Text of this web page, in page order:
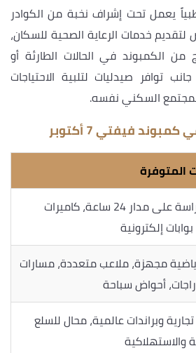
يعمل تحت إشراف نخبة من الكوادر
خدمات الرعاية الصحية للسكان،
من الكمبوند في الحالات الطارئة أو
توافر صيدليات لتلبية الاحتياجات
السكني نفسه.
فيفتي 7 أكتوبر
المتوفرة
أمن وحراسة على مدار 24 ساعة، كاميرات
إلكترونية
مجهزة، ملاعب متعددة، مسارات
أحواض سباحة
وبراندات عالمية، محال للسلع
والاستهلاكية